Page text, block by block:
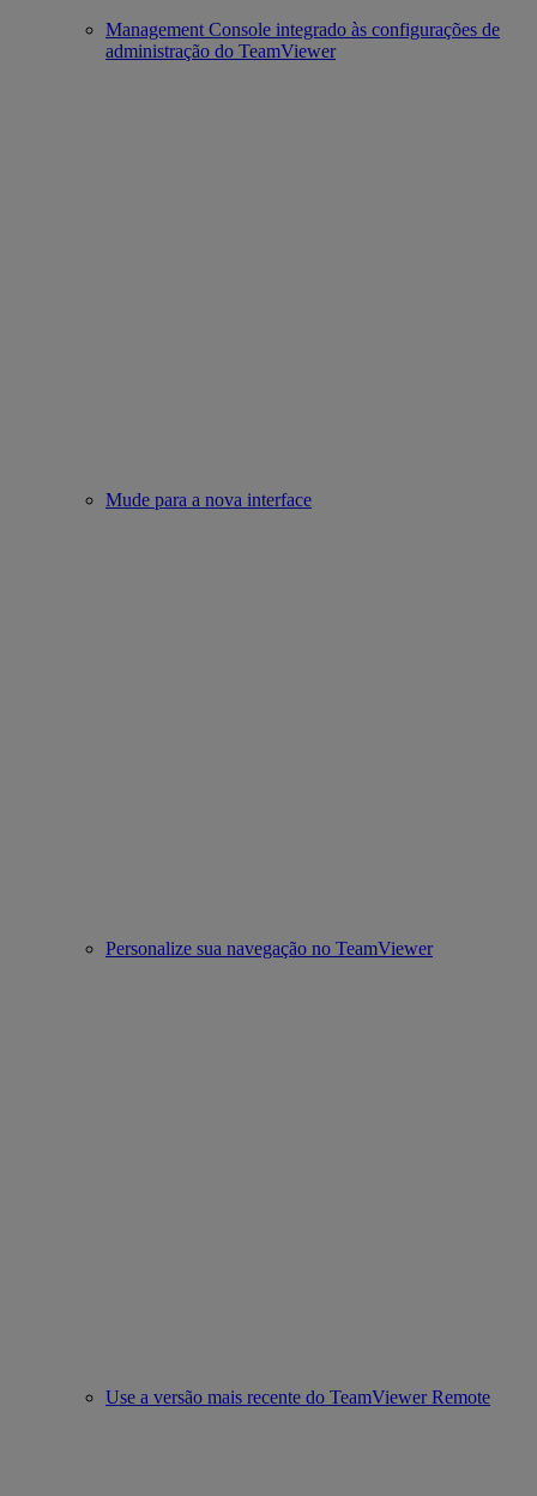
Management Console integrado às configurações de
administração do TeamViewer
Mude para a nova interface
Personalize sua navegação no TeamViewer
Use a versão mais recente do TeamViewer Remote